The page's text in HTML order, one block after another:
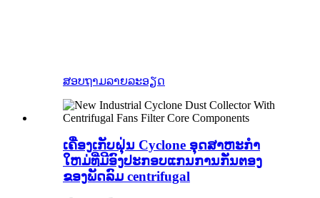
ສອບຖາມລາຍລະອຽດ
ເຄື່ອງເກັບຝຸ່ນ Cyclone ອຸດສາຫະກໍາ
ໃຫມ່ທີ່ມີອົງປະກອບແກນການກັ່ນຕອງ
ຂອງພັດລົມ centrifugal